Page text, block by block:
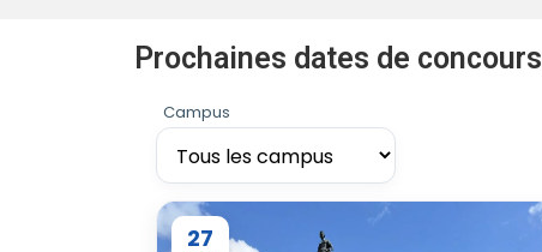
Prochaines dates de concours
Campus
27